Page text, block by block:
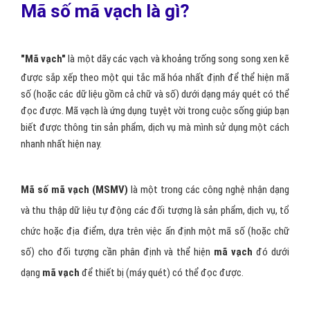
Mã số mã vạch là gì?
"Mã vạch"là một dãy các vạch và khoảng trống song song xen kẽ
được sắp xếp theo một qui tắc mã hóa nhất định để thể hiện mã
số (hoặc các dữ liệu gồm cả chữ và số) dưới dạng máy quét có thể
đọc được. Mã vạch là ứng dụng tuyệt vời trong cuộc sống giúp bạn
biết được thông tin sản phẩm, dịch vụ mà mình sử dụng một cách
nhanh nhất hiện nay.
Mã số mã vạch (MSMV) là một trong các công nghệ nhận dạng
và thu thập dữ liệu tự động các đối tượng là sản phẩm, dịch vụ, tổ
chức hoặc địa điểm, dựa trên việc ấn định một mã số (hoặc chữ
số) cho đối tượng cần phân định và thể hiện mã vạch đó dưới
dạng mã vạch để thiết bị (máy quét) có thể đọc được.